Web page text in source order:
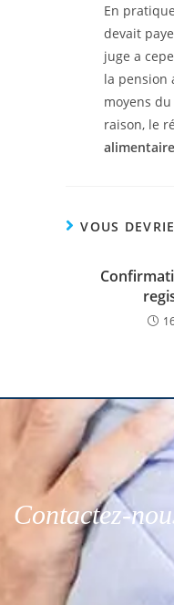
En
devait
juge a
la pension
moyens
raison, le
alimentaire
VOUS
Contactez-